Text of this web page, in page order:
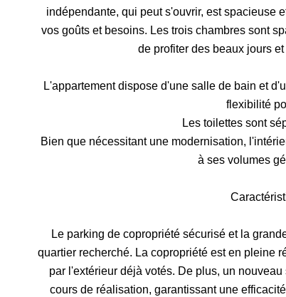
indépendante, qui peut s'ouvrir, est spacieuse
vos goûts et besoins. Les trois chambres sont
de profiter des beaux jours
L'appartement dispose d'une salle de bain et
flexibilité
Les toilettes sont
Bien que nécessitant une modernisation,
à ses volumes
Le parking de copropriété sécurisé et la
quartier recherché. La copropriété est en pleine
par l'extérieur déjà votés. De plus, un
cours de réalisation, garantissant une